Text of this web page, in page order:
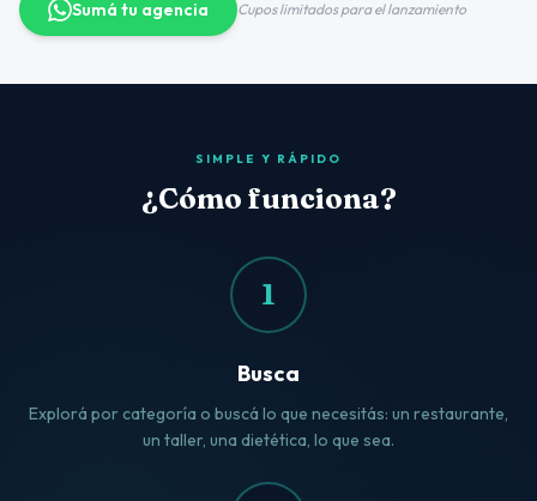
Sumá tu agencia Cupos limitados para el lanzamiento
SIMPLE Y RÁPIDO
¿Cómo funciona?
1
Busca
Explorá por categoría o buscá lo que necesitás: un restaurante,
un taller, una dietética, lo que sea.